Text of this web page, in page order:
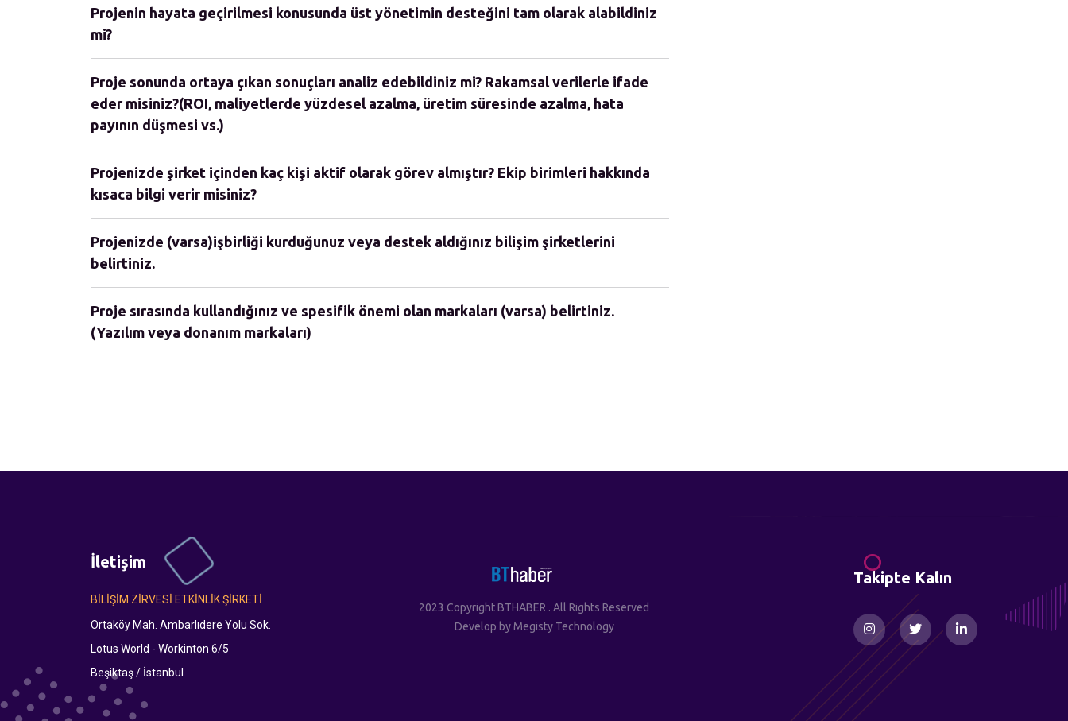
Projenin hayata geçirilmesi konusunda üst yönetimin desteğini tam olarak alabildiniz
mi?
Proje sonunda ortaya çıkan sonuçları analiz edebildiniz mi? Rakamsal verilerle ifade
eder misiniz?(ROI, maliyetlerde yüzdesel azalma, üretim süresinde azalma, hata
payının düşmesi vs.)
Projenizde şirket içinden kaç kişi aktif olarak görev almıştır? Ekip birimleri hakkında
kısaca bilgi verir misiniz?
Projenizde (varsa)işbirliği kurduğunuz veya destek aldığınız bilişim şirketlerini
belirtiniz.
Proje sırasında kullandığınız ve spesifik önemi olan markaları (varsa) belirtiniz.
(Yazılım veya donanım markaları)
İletişim
BİLİŞİM ZİRVESİ ETKİNLİK ŞİRKETİ
Ortaköy Mah. Ambarlıdere Yolu Sok.
Lotus World - Workinton 6/5
Beşiktaş / İstanbul
2023 Copyright BTHABER . All Rights Reserved
Develop byMegisty Technology
Takipte Kalın